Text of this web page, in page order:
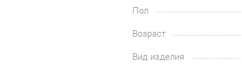
Пол
Возраст
Вид изделия